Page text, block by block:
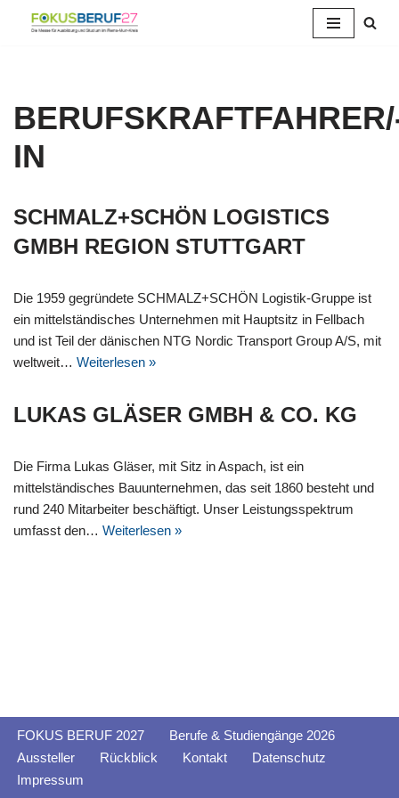
IN
SCHMALZ+SCHÖN LOGISTICS
GMBH REGION STUTTGART
Die 1959 gegründete SCHMALZ+SCHÖN Logistik-Gruppe ist
ein mittelständisches Unternehmen mit Hauptsitz in Fellbach
und ist Teil der dänischen NTG Nordic Transport Group A/S, mit
weltweit… Weiterlesen »
LUKAS GLÄSER GMBH & CO. KG
Die Firma Lukas Gläser, mit Sitz in Aspach, ist ein
mittelständisches Bauunternehmen, das seit 1860 besteht und
rund 240 Mitarbeiter beschäftigt. Unser Leistungsspektrum
umfasst den… Weiterlesen »
FOKUS BERUF 2027
Berufe & Studiengänge 2026
Aussteller
Rückblick Kontakt
Datenschutz
Impressum